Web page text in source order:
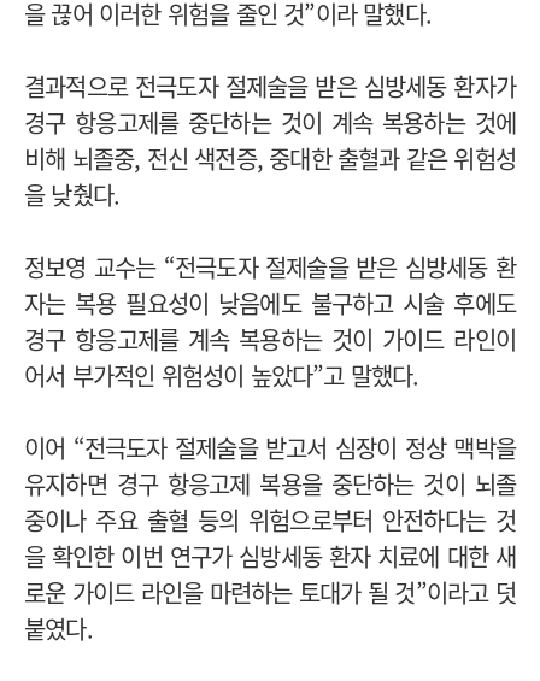
을 끊어 이러한 위험을 줄인 것”이라 말했다.
결과적으로 전극도자 절제술을 받은 심방세동 환자가
경구 항응고제를 중단하는 것이 계속 복용하는 것에
비해 뇌졸중, 전신 색전증, 중대한 출혈과 같은 위험성
을 낮췄다.
정보영 교수는 “전극도자 절제술을 받은 심방세동 환
자는 복용 필요성이 낮음에도 불구하고 시술 후에도
경구 항응고제를 계속 복용하는 것이 가이드 라인이
어서 부가적인 위험성이 높았다”고 말했다.
이어 “전극도자 절제술을 받고서 심장이 정상 맥박을
유지하면 경구 항응고제 복용을 중단하는 것이 뇌졸
중이나 주요 출혈 등의 위험으로부터 안전하다는 것
을 확인한 이번 연구가 심방세동 환자 치료에 대한 새
로운 가이드 라인을 마련하는 토대가 될 것”이라고 덧
붙였다.